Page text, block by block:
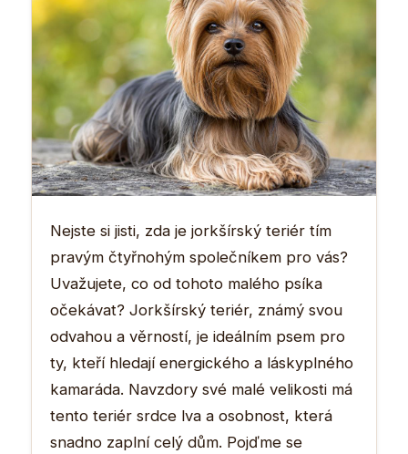
Nejste si jisti, zda je jorkšírský teriér tím
pravým čtyřnohým společníkem pro vás?
Uvažujete, co od tohoto malého psíka
očekávat? Jorkšírský teriér, známý svou
odvahou a věrností, je ideálním psem pro
ty, kteří hledají energického a láskyplného
kamaráda. Navzdory své malé velikosti má
tento teriér srdce lva a osobnost, která
snadno zaplní celý dům. Pojďme se